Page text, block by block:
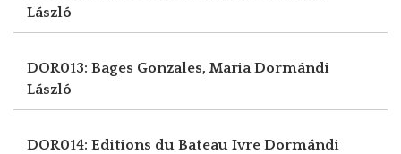
László
DOR013: Bages Gonzales, MariaDormándi
László
DOR014: Editions du Bateau Ivre Dormándi